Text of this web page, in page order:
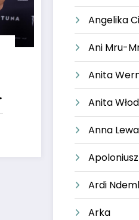
Angelika
Ani Mru-
Anita
Anita
Anna
Ardi
Arka